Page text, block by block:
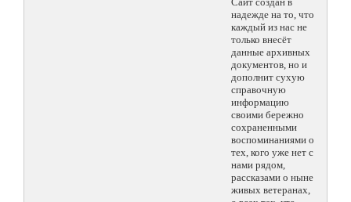
надежде на то, что
каждый из нас не
только внесёт
данные архивных
документов, но и
дополнит сухую
справочную
информацию
своими бережно
сохраненными
воспоминаниями о
тех, кого уже нет с
нами рядом,
рассказами о ныне
живых ветеранах,